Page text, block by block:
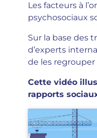
Les facteurs à
psychosociaux
Sur la base des
d’experts
de les
Cette vidéo
rapports